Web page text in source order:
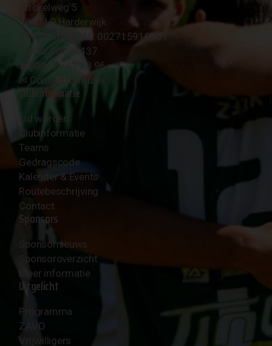
Strokelweg 5
3847 LR Harderwijk
BTW Nummer NL 002715910B01
KvK Nr 40094437
☎︎ 0341 - 41 28 96
✉︎ Contactformulier
Clubinformatie
Lid worden
Clubinformatie
Teams
Gedragscode
Kalender & Events
Routebeschrijving
Contact
Sponsors
Sponsornieuws
Sponsoroverzicht
Meer informatie
Uitgelicht
Programma
ZAVO
Vrijwilligers